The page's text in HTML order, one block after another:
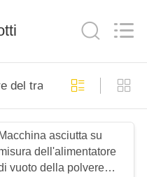
della
241
del trasportatore
Macchina asciutta su
dell'alimentatore
vuoto della polvere